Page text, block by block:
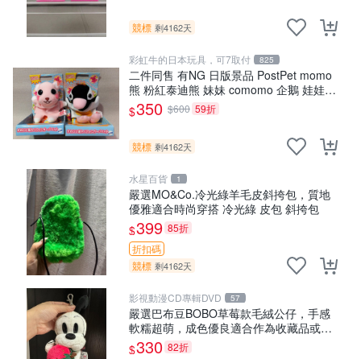
競標 剩4162天
彩虹牛的日本玩具，可7取付 825
二件同售 有NG 日版景品 PostPet momo
熊 粉紅泰迪熊 妹妹 comomo 企鵝 娃娃
布偶 手指頭 娃娃
$350 $600 59折
競標 剩4162天
水星百貨 1
嚴選MO&Co.冷光綠羊毛皮斜挎包，質地
優雅適合時尚穿搭 冷光綠 皮包 斜挎包
$399 85折
折扣碼
競標 剩4162天
影視動漫CD專輯DVD 57
嚴選巴布豆BOBO草莓款毛絨公仔，手感
軟糯超萌，成色優良適合作為收藏品或包
包配飾。可視頻確認詳情。 巴布豆 BOBO
$330 82折